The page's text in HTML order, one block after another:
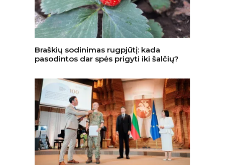
Braškių sodinimas rugpjūtį: kada
pasodintos dar spės prigyti iki šalčių?